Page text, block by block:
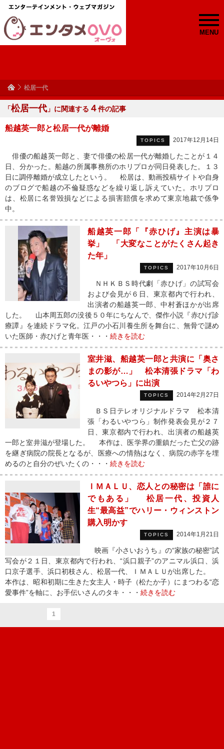
MENU
松居一代
「松居一代 」に関連する ４件の記事
船越英一郎と松居一代が離婚
TOPICS 2017年12月14日
俳優の船越英一郎と、妻で俳優の松居一代が離婚したことが１４
日、分かった。船越の所属事務所のホリプロが同日発表した。１３
日に調停離婚が成立したという。 松居は、動画投稿サイトや自身
のブログで船越の不倫疑惑などを繰り返し訴えていた。ホリプロ
は、松居に名誉毀損などによる損害賠償を求めて東京地裁で係争
中。
船越英一郎「『赤ひげ』主演は暴
挙」 「大変なことがたくさん起き
た年」
TOPICS 2017年10月6日
ＮＨＫＢＳ時代劇「赤ひげ」の試写会
および会見が６日、東京都内で行われ、
出演者の船越英一郎、中村蒼ほかが出席
した。 山本周五郎の没後５０年にちなんで、傑作小説『赤ひげ診
療譚』を連続ドラマ化。江戸の小石川養生所を舞台に、無骨で謎め
いた医師・赤ひげと青年医・・・ 続きを読む
室井滋、船越英一郎と共演に「奥さ
まの影が…」 松本清張ドラマ「わ
るいやつら」に出演
TOPICS 2014年2月27日
ＢＳ日テレオリジナルドラマ 松本清
張「わるいやつら」制作発表会見が２７
日、東京都内で行われ、出演者の船越英
一郎と室井滋が登場した。 本作は、医学界の重鎮だった亡父の跡
を継ぎ病院の院長となるが、医療への情熱はなく、病院の赤字を埋
めるのと自分のぜいたくの・・・ 続きを読む
ＩＭＡＬＵ、恋人との秘密は「誰に
でもある」 松居一代、投資人
生“最高益”でハリー・ウィンストン
購入明かす
TOPICS 2014年1月21日
映画『小さいおうち』の“家族の秘密”試
写会が２１日、東京都内で行われ、“浜口親子”のアニマル浜口、浜
口京子選手、浜口初枝さん、松居一代、ＩＭＡＬＵが出席した。
本作は、昭和初期に生きた女主人・時子（松たか子）にまつわる“恋
愛事件”を軸に、お手伝いさんのタキ・・・ 続きを読む
1